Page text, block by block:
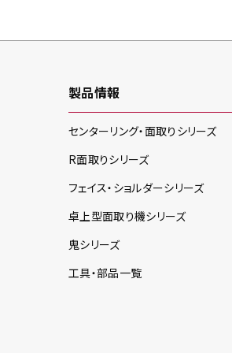
製品情報
センターリング・面取り シリーズ
R面取りシリーズ
フェイス・ショルダーシリーズ
卓上型面取り機シリーズ
鬼シリーズ
工具・部品一覧